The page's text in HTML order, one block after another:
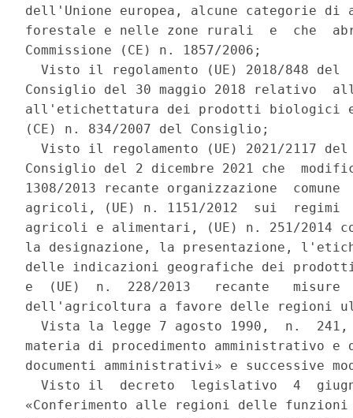
dell'Unione europea, alcune categorie
forestale e nelle zone rurali  e  che
Commissione (CE) n. 1857/2006;
Visto il regolamento (UE) 2018/848 del
Consiglio del 30 maggio 2018 relativo
all'etichettatura dei prodotti biologici e
(CE) n. 834/2007 del Consiglio;
Visto il regolamento (UE) 2021/2117
Consiglio del 2 dicembre 2021 che
1308/2013 recante organizzazione
agricoli, (UE) n. 1151/2012  sui
agricoli e alimentari, (UE) n. 251/2014
la designazione, la presentazione,
delle indicazioni geografiche dei
e  (UE)  n.  228/2013   recante
dell'agricoltura a favore delle regioni
Vista la legge 7 agosto 1990,  n.
materia di procedimento
documenti amministrativi» e successive
Visto il  decreto  legislativo  4
«Conferimento alle regioni delle